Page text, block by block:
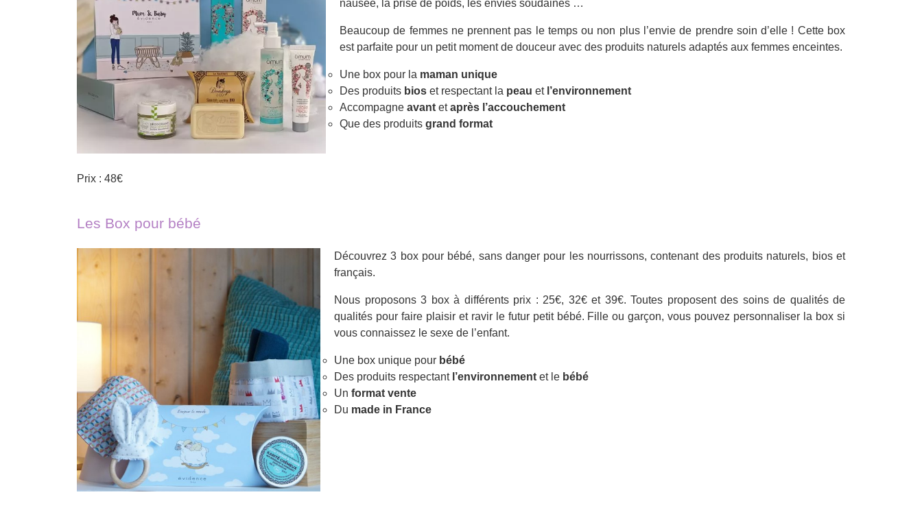
nausée, la prise de poids, les envies soudaines …
Beaucoup de femmes ne prennent pas le temps ou non plus l’envie de prendre soin d’elle ! Cette box
est parfaite pour un petit moment de douceur avec des produits naturels adaptés aux femmes enceintes.
Une box pour la maman unique
Des produits bios et respectant la peau et l’environnement
Accompagne avant etaprès l’accouchement
Que des produits grand format
Prix : 48€
Les Box pour bébé
Découvrez 3 box pour bébé, sans danger pour les nourrissons, contenant des produits naturels, bios et
français.
Nous proposons 3 box à différents prix : 25€, 32€ et 39€. Toutes proposent des soins de qualités de
qualités pour faire plaisir et ravir le futur petit bébé. Fille ou garçon, vous pouvez personnaliser la box si
vous connaissez le sexe de l’enfant.
Une box unique pour bébé
Des produits respectant l’environnement et le bébé
Un format vente
Du made in France